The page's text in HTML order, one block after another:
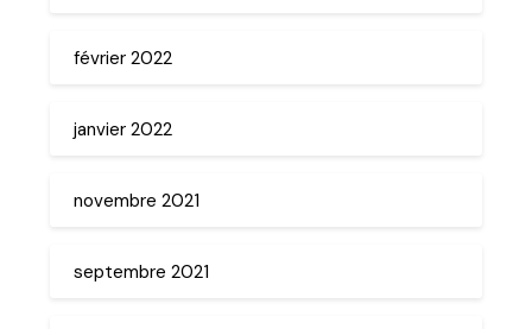
février 2022
janvier 2022
novembre 2021
septembre 2021